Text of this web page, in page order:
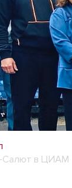
Салют в ЦИАМ